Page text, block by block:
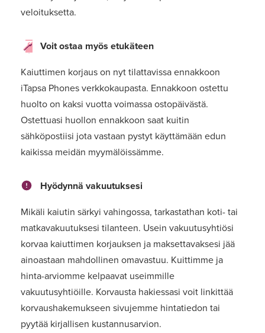
veloituksetta.
Voit ostaa myös etukäteen
Kaiuttimen korjaus on nyt tilattavissa ennakkoon
iTapsa Phones verkkokaupasta. Ennakkoon ostettu
huolto on kaksi vuotta voimassa ostopäivästä.
Ostettuasi huollon ennakkoon saat kuitin
sähköpostiisi jota vastaan pystyt käyttämään edun
kaikissa meidän myymälöissämme.
Hyödynnä vakuutuksesi
Mikäli kaiutin särkyi vahingossa, tarkastathan koti- tai
matkavakuutuksesi tilanteen. Usein vakuutusyhtiösi
korvaa kaiuttimen korjauksen ja maksettavaksesi jää
ainoastaan mahdollinen omavastuu. Kuittimme ja
hinta-arviomme kelpaavat useimmille
vakuutusyhtiöille. Korvausta hakiessasi voit linkittää
korvaushakemukseen sivujemme hintatiedon tai
pyytää kirjallisen kustannusarvion.